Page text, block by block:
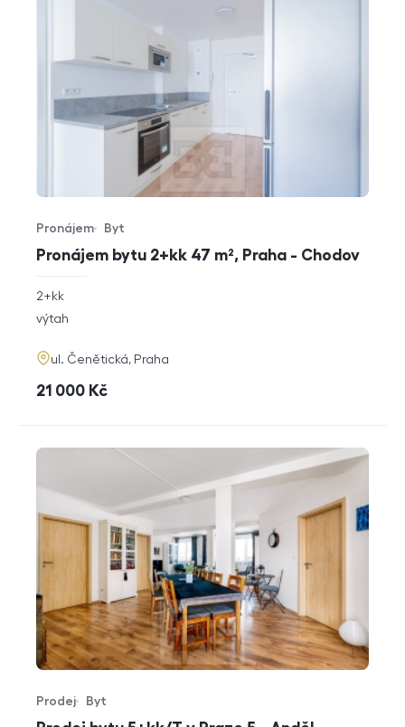
Pronájem bytu 2+kk 47 m², Praha - Chodov
Typ nabídky
Pronájem
Typ nemovitosti
Byt
rozměry
2+kk
funkce
výtah
adresa
ul. Čenětická, Praha
cena
21 000 Kč
Typ nabídky
Prodej
Typ nemovitosti
Byt